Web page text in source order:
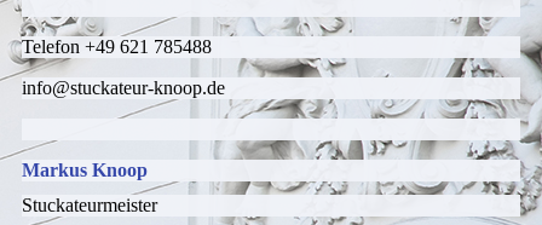
Telefon +49 621 785488
info@stuckateur-knoop.de
Markus Knoop
Stuckateurmeister